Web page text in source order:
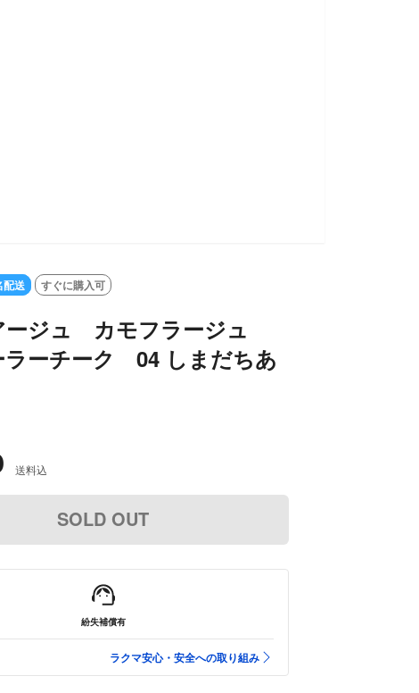
配送 すぐに購入可
ージュ カモフラージュ
ラーチーク 04 しまだちあ
送料込
SOLD OUT
紛失補償有
ラクマ安心・安全への取り組み